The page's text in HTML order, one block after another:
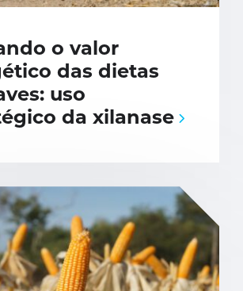
o valor
das dietas
uso
da xilanase